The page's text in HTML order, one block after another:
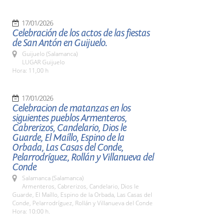
17/01/2026
Celebración de los actos de las fiestas
de San Antón en Guijuelo.
Guijuelo (Salamanca)
LUGAR Guijuelo
Hora: 11,00 h
17/01/2026
Celebracion de matanzas en los
siguientes pueblos Armenteros,
Cabrerizos, Candelario, Dios le
Guarde, El Maíllo, Espino de la
Orbada, Las Casas del Conde,
Pelarrodríguez, Rollán y Villanueva del
Conde
Salamanca (Salamanca)
Armenteros, Cabrerizos, Candelario, Dios le
Guarde, El Maíllo, Espino de la Orbada, Las Casas del
Conde, Pelarrodríguez, Rollán y Villanueva del Conde
Hora: 10:00 h.